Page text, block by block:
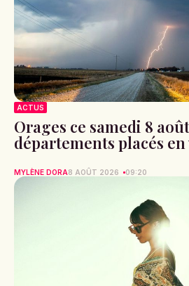
ACTUS
Orages ce samedi 8
départements placés
MYLÈNE DORA8 AOÛT 2026 09:20